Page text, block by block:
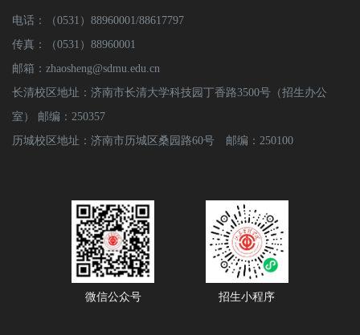
电话：（0531）88960001/88617797
传真：（0531）88960001
邮箱：zhaosheng@sdmu.edu.cn
长清校区地址：济南市长清大学科技园丁香路3500号（招生办公
室） 邮编：250357
历城校区地址：济南市历城区桑园路60号 邮编：250100
微信公众号 招生小程序